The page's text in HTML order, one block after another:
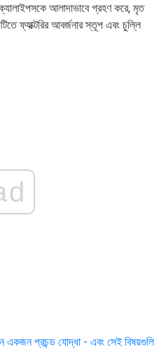
আলাদাভাবে গ্রহণ করে, মৃত
ফ্যাক্টরির আবর্জনার স্তূপ এবং চুল্লি
একজন প্রচন্ড যোদ্ধা - এবং সেই বিষয়গুলি